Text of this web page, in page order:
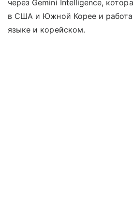
через Gemini Intelligence,
в США и Южной Корее и
языке и корейском.